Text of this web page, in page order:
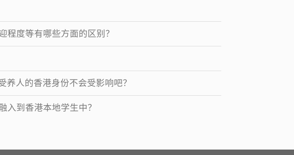
度等有哪些方面的区别？
人的香港身份不会受影响吧？
到香港本地学生中？